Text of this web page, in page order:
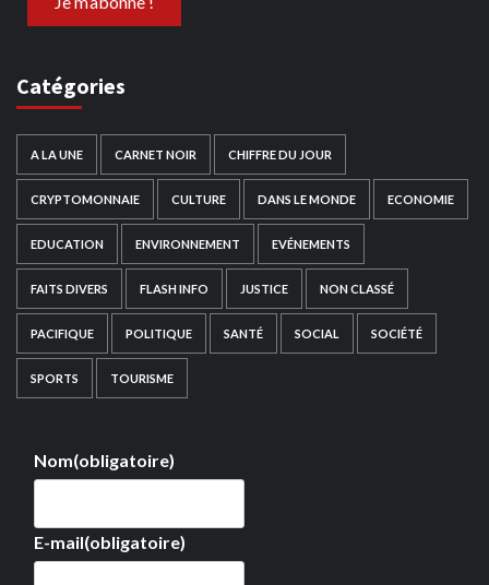
Catégories
A LA UNE CARNET NOIR CHIFFRE DU JOUR
CRYPTOMONNAIE CULTURE DANS LE MONDE ECONOMIE
EDUCATION ENVIRONNEMENT EVÉNEMENTS
FAITS DIVERS FLASH INFO JUSTICE NON CLASSÉ
PACIFIQUE POLITIQUE SANTÉ SOCIAL SOCIÉTÉ
SPORTS TOURISME
Nom(obligatoire)
E-mail(obligatoire)